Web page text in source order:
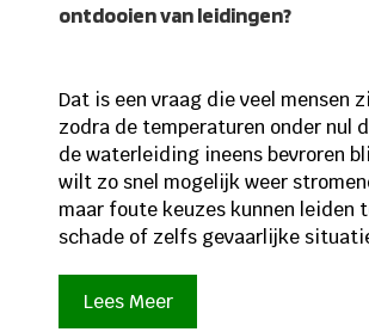
ontdooien van leidingen?
Dat is een vraag die veel mensen
zodra de temperaturen onder nul
de waterleiding ineens bevroren
wilt zo snel mogelijk weer
maar foute keuzes kunnen leiden
schade of zelfs gevaarlijke
Lees Meer